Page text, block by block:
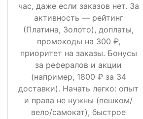
час, даже если заказов нет. За
активность — рейтинг
(Платина, Золото), доплаты,
промокоды на 300 ₽,
приоритет на заказы. Бонусы
за рефералов и акции
(например, 1800 ₽ за 34
доставки). Начать легко: опыт
и права не нужны (пешком/
вело/самокат), быстрое